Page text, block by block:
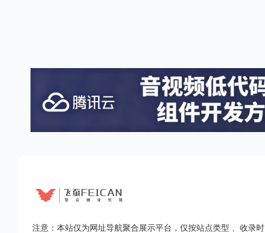
注意：本站仅为网址导航聚合展示平台，仅按站点类型 、收录时